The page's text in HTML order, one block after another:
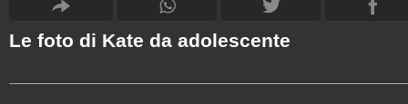
Le foto di Kate da adolescente